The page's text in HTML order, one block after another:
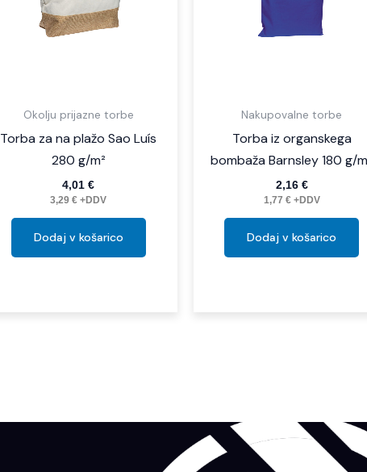
Okolju prijazne torbe
Torba za na plažo Sao Luís
280 g/m²
4,01€
3,29€ +DDV
Dodaj v košarico
Nakupovalne torbe
Torba iz organskega
bombaža Barnsley 180 g/
2,16 €
1,77 €+DDV
Dodaj v košarico